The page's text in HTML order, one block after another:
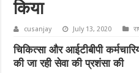
किया
cusanjay July 13, 2020
चिकित्सा और आईटीबीपी
की जा रही सेवा की प्रशंसा की